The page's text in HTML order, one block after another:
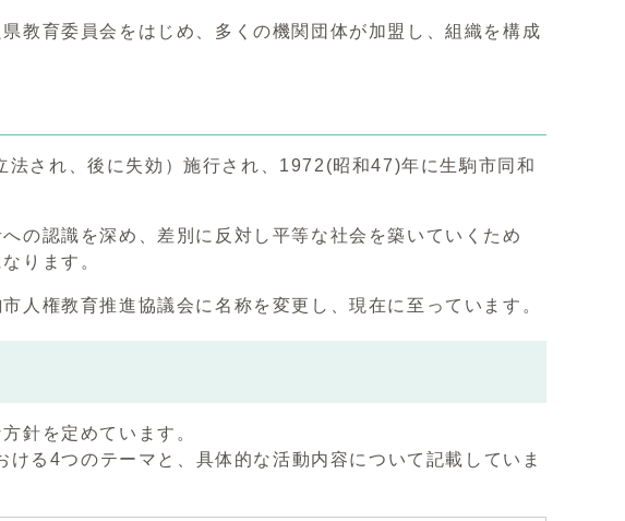
教育委員会をはじめ、多くの機関団体が加盟し、組織を構成
され、後に失効）施行され、1972(昭和47)年に生駒市同和
の認識を深め、差別に反対し平等な社会を築いていくため
ります。
人権教育推進協議会に名称を変更し、現在に至っています。
針を定めています。
る4つのテーマと、具体的な活動内容について記載していま